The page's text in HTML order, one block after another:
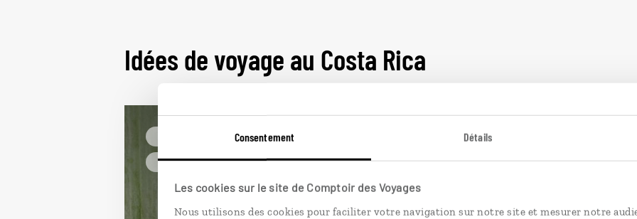
Consentement Détails
Les cookies sur le site de Comptoir des Voyages
Nous utilisons des cookies pour faciliter votre navigation sur notre site et mesurer notre
Idées de voyage au Costa Rica
En famille Costa Rica